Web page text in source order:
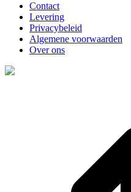
Contact
Levering
Privacybeleid
Algemene voorwaarden
Over ons